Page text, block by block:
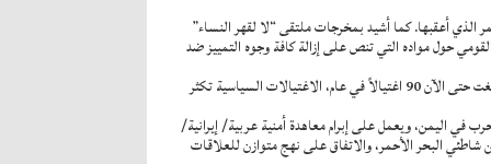
الذي أعقبها. كما أشيد بمخرجات ملتقى “لا لقهر النساء”
حول مواده التي تنص على إزالة كافة وجوه التمييز ضد
سادساً: نحن معجبون بإنجازات جنوب أفريقيا لا سيما اتفاقية الكوديسا لعام 1992م، ولكن نشهد الآن نكسة كبيرة إذ يشتبك زعماء البلاد في اغتيالات سياسية بلغت حتى الآن 90 اغتيالاً في عام، الاغتيالات السياسية تكثر
اليمن، ويعمل على إبرام معاهدة أمنية عربية/ إيرانية/
شاطئي البحر الأحمر، والاتفاق على نهج متوازن للعلاقات